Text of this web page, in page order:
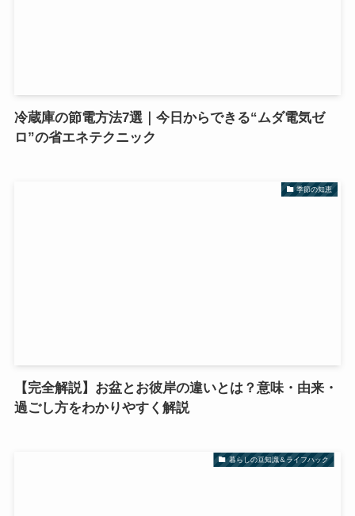
冷蔵庫の節電方法7選｜今日からできる“ムダ電気ゼ
ロ”の省エネテクニック
季節の知恵
【完全解説】お盆とお彼岸の違いとは？意味・由来・
過ごし方をわかりやすく解説
暮らしの豆知識＆ライフハック